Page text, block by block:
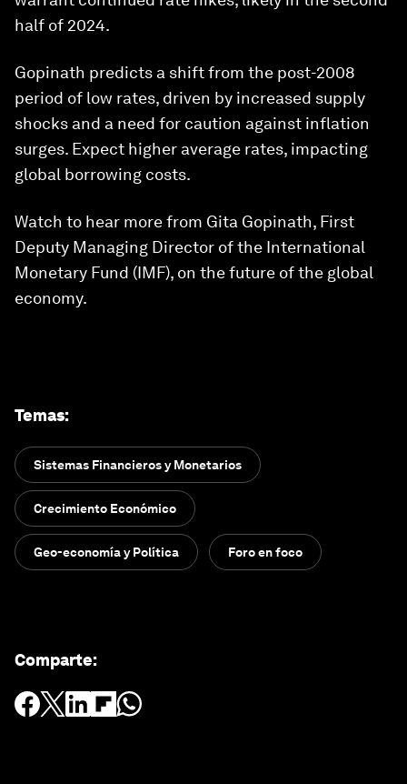
half of 2024.
Gopinath predicts a shift from the post-2008
period of low rates, driven by increased supply
shocks and a need for caution against inflation
surges. Expect higher average rates, impacting
global borrowing costs.
Watch to hear more from Gita Gopinath, First
Deputy Managing Director of the International
Monetary Fund (IMF), on the future of the global
economy.
Temas:
Sistemas Financieros y Monetarios
Crecimiento Económico
Geo-economía y Política Foro en foco
Comparte: